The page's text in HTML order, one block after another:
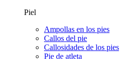
Piel
Ampollas en los pies
Callos del pie
Callosidades de los pies
Pie de atleta